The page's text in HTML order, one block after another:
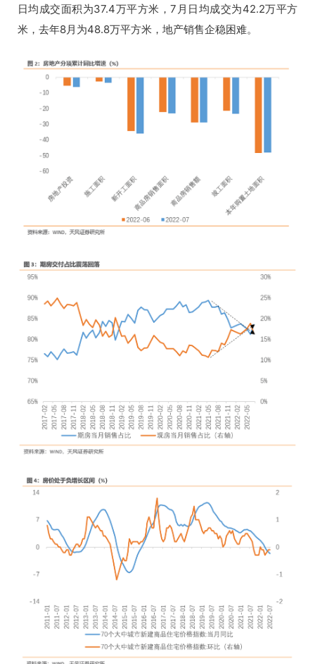
日均成交面积为37.4万平方米，7月日均成交为42.2万平方
米，去年8月为48.8万平方米，地产销售企稳困难。